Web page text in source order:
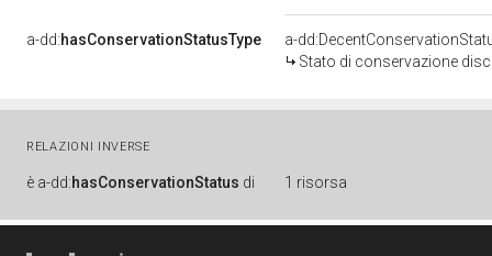
a-dd:hasConservationStatusType
a-
Stato di conservazione
RELAZIONI INVERSE
è a-dd:hasConservationStatus di 1 risorsa